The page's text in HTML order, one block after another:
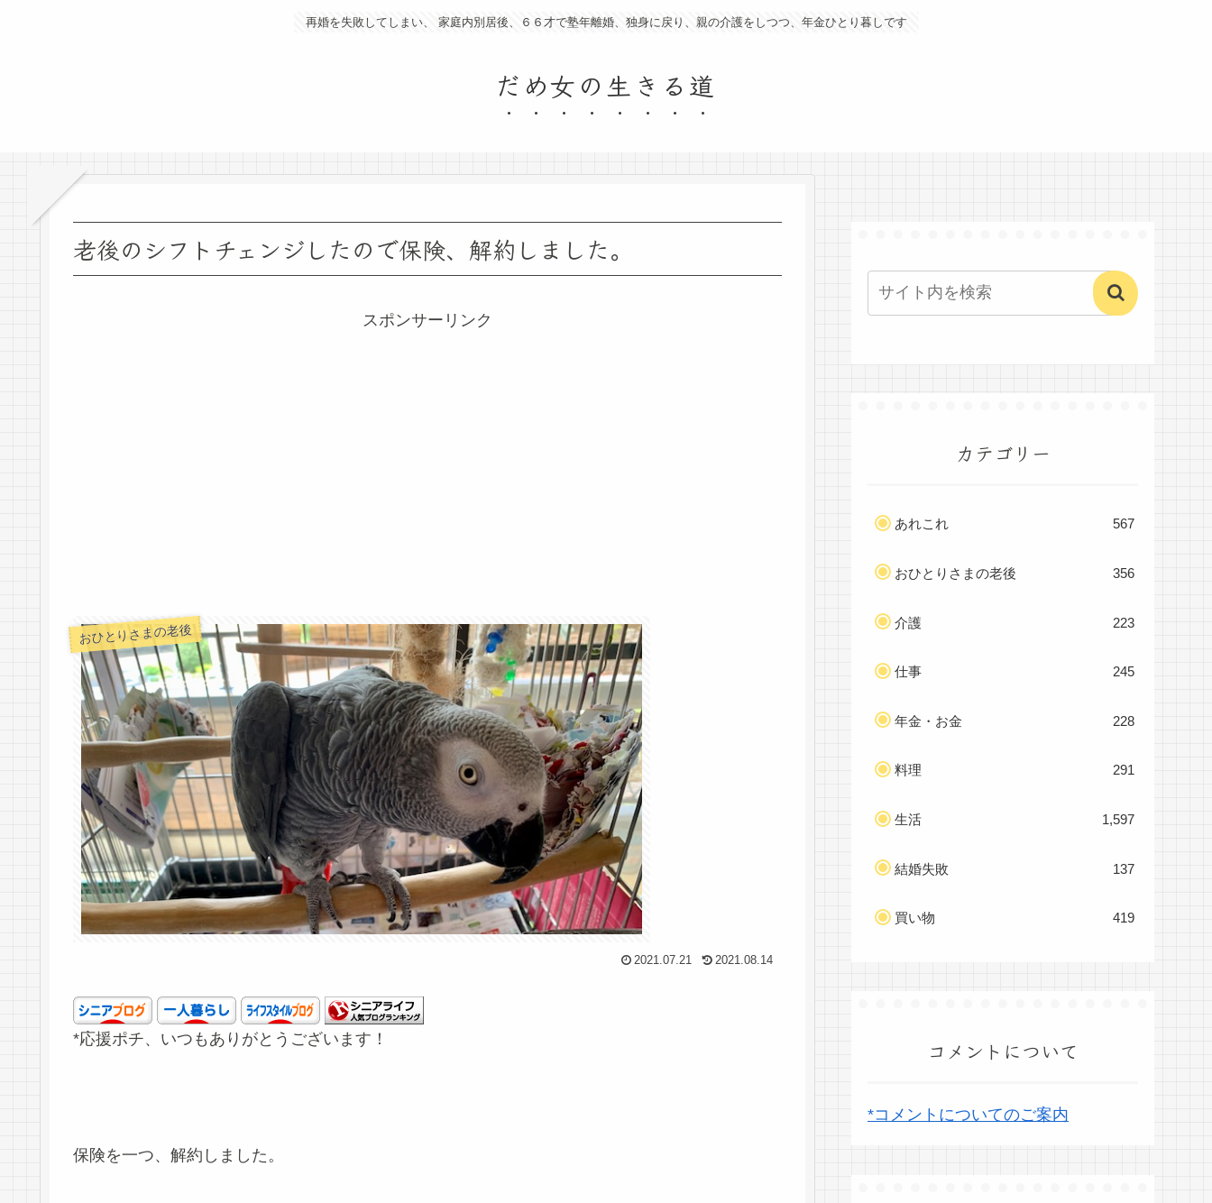
再婚を失敗してしまい、 家庭内別居後、６６才で塾年離婚、独身に戻り、親の介護をしつつ、年金ひとり暮しです
だめ女の生きる道
老後のシフトチェンジしたので保険、解約しました。
スポンサーリンク
おひとりさまの老後
2021.07.21 2021.08.14
*応援ポチ、いつもありがとうございます！
保険を一つ、解約しました。
カテゴリー
あれこれ 567
おひとりさまの老後 356
介護 223
仕事 245
年金・お金 228
料理 291
生活 1,597
結婚失敗 137
買い物 419
コメントについて
*コメントについてのご案内